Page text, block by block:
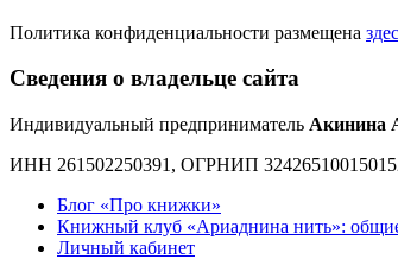
Политика конфиденциальности размещена
Сведения о владельце сайта
Индивидуальный предприниматель Акинина
ИНН 261502250391, ОГРНИП
Блог «Про книжки»
Книжный клуб «Ариаднина нить»:
Личный кабинет